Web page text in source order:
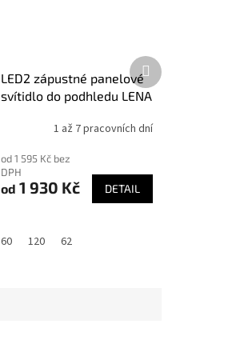
LED2 zápustné panelové
svítidlo do podhledu LENA
1 až 7 pracovních dní
od 1 595 Kč bez
DPH
od 1 930 Kč DETAIL
60 120 62
Další
produkt